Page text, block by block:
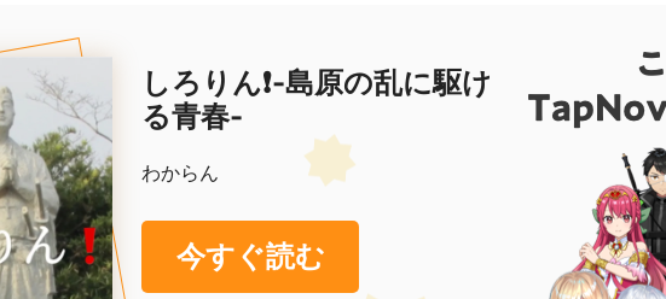
しろりん❗️-島原の乱に駆け
る青春-
わからん
今すぐ読む